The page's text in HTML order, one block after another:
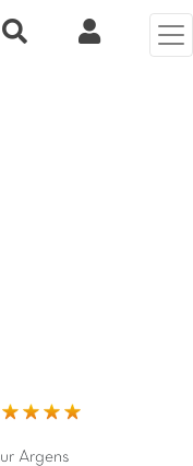
Recherche rapide
Mi
Argens